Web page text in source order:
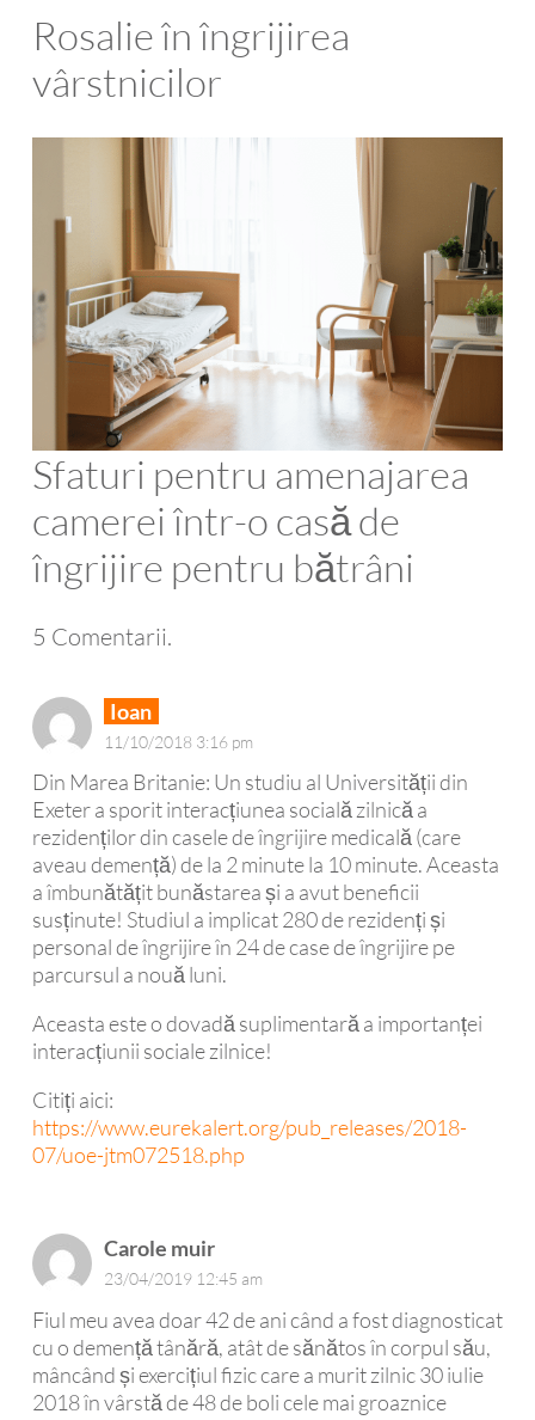
Rosalie în îngrijirea
vârstnicilor
Sfaturi pentru amenajarea
camerei într-o casă de
îngrijire pentru bătrâni
5 Comentarii.
Ioan
11/10/2018 3:16 pm
Din Marea Britanie: Un studiu al Universității din
Exeter a sporit interacțiunea socială zilnică a
rezidenților din casele de îngrijire medicală (care
aveau demență) de la 2 minute la 10 minute. Aceasta
a îmbunătățit bunăstarea și a avut beneficii
susținute! Studiul a implicat 280 de rezidenți și
personal de îngrijire în 24 de case de îngrijire pe
parcursul a nouă luni.
Aceasta este o dovadă suplimentară a importanței
interacțiunii sociale zilnice!
Citiți aici:
https://www.eurekalert.org/pub_releases/2018-
07/uoe-jtm072518.php
Carole muir
23/04/2019 12:45 am
Fiul meu avea doar 42 de ani când a fost diagnosticat
cu o demență tânără, atât de sănătos în corpul său,
mâncând și exercițiul fizic care a murit zilnic 30 iulie
2018 în vârstă de 48 de boli cele mai groaznice